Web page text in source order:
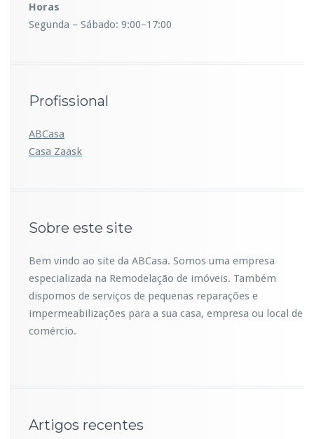
Horas
Segunda – Sábado: 9:00–17:00
Profissional
ABCasa
Casa Zaask
Sobre este site
Bem vindo ao site da ABCasa. Somos uma empresa
especializada na Remodelação de imóveis. Também
dispomos de serviços de pequenas reparações e
impermeabilizações para a sua casa, empresa ou local de
comércio.
Artigos recentes